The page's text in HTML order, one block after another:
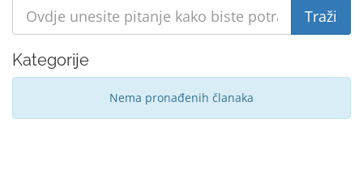
Kategorije
Nema pronađenih članaka